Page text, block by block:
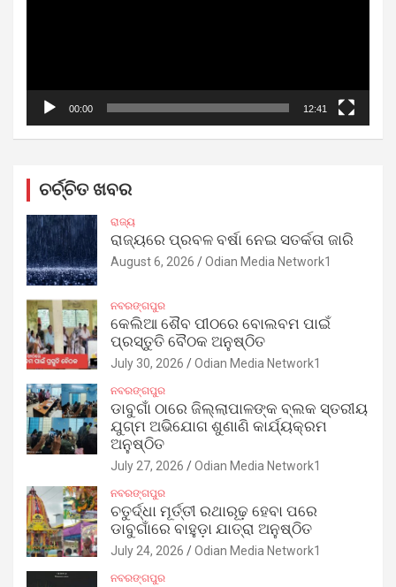
00:00 12:41
ଚର୍ଚ୍ଚିତ ଖବର
ରାଜ୍ୟ
ରାଜ୍ୟରେ ପ୍ରବଳ ବର୍ଷା ନେଇ ସତର୍କତା ଜାରି
August 6, 2026 Odian Media Network1
ନବରଙ୍ଗପୁର
କେଲିଆ ଶୈବ ପୀଠରେ ବୋଲବମ ପାଇଁ
ପ୍ରସ୍ତୁତି ବୈଠକ ଅନୁଷ୍ଠିତ
July 30, 2026 Odian Media Network1
ନବରଙ୍ଗପୁର
ଡାବୁଗାଁ ଠାରେ ଜିଲ୍ଲାପାଳଙ୍କ ବ୍ଲକ ସ୍ତରୀୟ
ଯୁଗ୍ମ ଅଭିଯୋଗ ଶୁଣାଣି କାର୍ଯ୍ୟକ୍ରମ
ଅନୁଷ୍ଠିତ
July 27, 2026 Odian Media Network1
ନବରଙ୍ଗପୁର
ଚତୁର୍ଦ୍ଧା ମୂର୍ତ୍ତୀ ରଥାରୂଢ଼ ହେବା ପରେ
ଡାବୁଗାଁରେ ବାହୁଡ଼ା ଯାତ୍ରା ଅନୁଷ୍ଠିତ
July 24, 2026 Odian Media Network1
ନବରଙ୍ଗପୁର